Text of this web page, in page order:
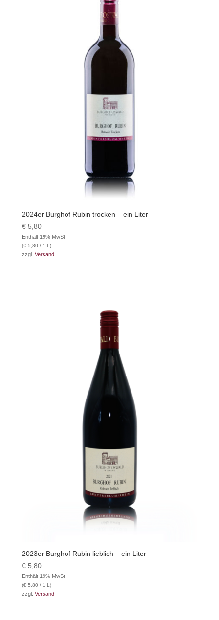
2024er Burghof Rubin trocken – ein Liter
€5,80
Enthält 19% MwSt
(€5,80 / 1 L)
zzgl. Versand
2023er Burghof Rubin lieblich – ein Liter
€5,80
Enthält 19% MwSt
(€5,80 / 1 L)
zzgl. Versand